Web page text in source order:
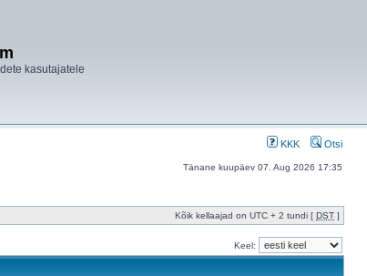
kasutajatele
KKK Otsi
Tänane kuupäev 07. Aug 2026 17:35
Kõik kellaajad on UTC + 2 tundi [ DST ]
Keel: